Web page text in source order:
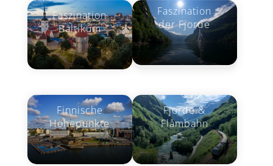
Faszination
Baltikum
Faszination
der Fjorde
Finnische
Höhepunkte
Fjorde &
Flåmbahn